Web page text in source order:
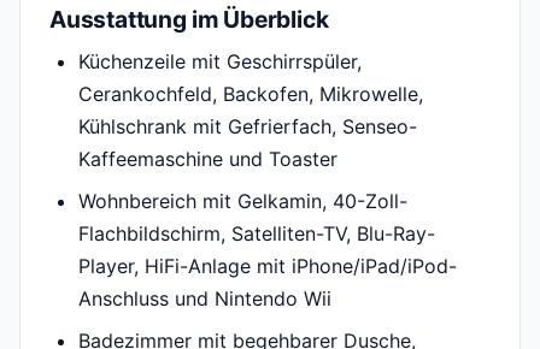
Ausstattung im Überblick
Küchenzeile mit Geschirrspüler,
Cerankochfeld, Backofen, Mikrowelle,
Kühlschrank mit Gefrierfach, Senseo-
Kaffeemaschine und Toaster
Wohnbereich mit Gelkamin, 40-Zoll-
Flachbildschirm, Satelliten-TV, Blu-Ray-
Player, HiFi-Anlage mit iPhone/iPad/iPod-
Anschluss und Nintendo Wii
Badezimmer mit begehbarer Dusche,